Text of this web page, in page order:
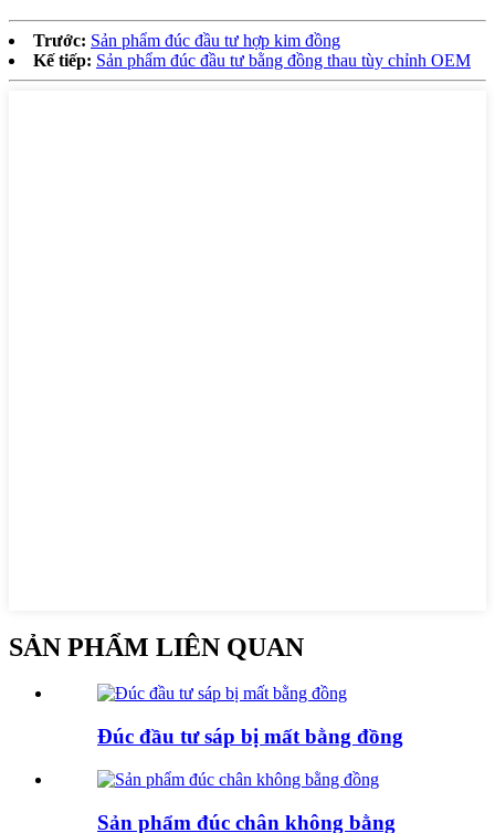
Trước: Sản phẩm đúc đầu tư hợp kim đồng
Kế tiếp: Sản phẩm đúc đầu tư bằng đồng thau tùy chỉnh OEM
SẢN PHẨM LIÊN QUAN
Đúc đầu tư sáp bị mất bằng đồng
Sản phẩm đúc chân không bằng